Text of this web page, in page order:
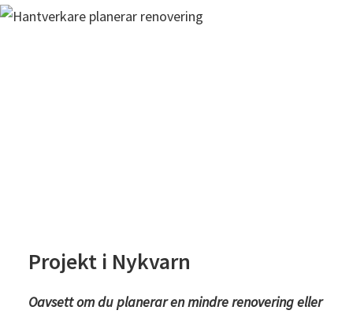
Projekt i Nykvarn
Oavsett om du planerar en mindre renovering eller